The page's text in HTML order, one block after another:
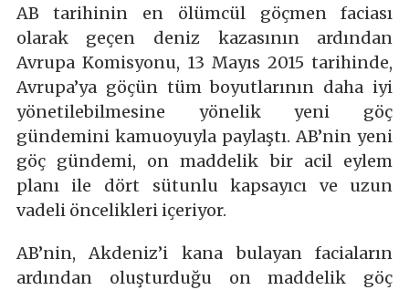
AB tarihinin en ölümcül göçmen faciası
olarak geçen deniz kazasının ardından
Avrupa Komisyonu, 13 Mayıs 2015 tarihinde,
Avrupa’ya göçün tüm boyutlarının daha iyi
yönetilebilmesine yönelik yeni göç
gündemini kamuoyuyla paylaştı. AB’nin yeni
göç gündemi, on maddelik bir acil eylem
planı ile dört sütunlu kapsayıcı ve uzun
vadeli öncelikleri içeriyor.
AB’nin, Akdeniz’i kana bulayan faciaların
ardından oluşturduğu on maddelik göç